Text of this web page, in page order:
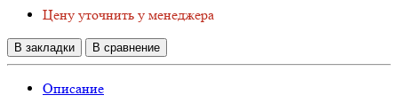
Цену уточнить у менеджера
В закладки В сравнение
Описание